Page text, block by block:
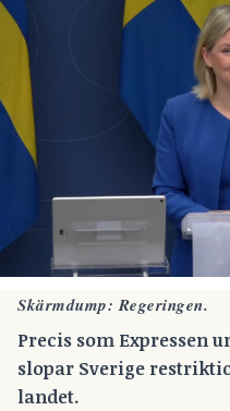
Skärmdump: Regeringen.
Precis som Expressen
slopar Sverige
landet.